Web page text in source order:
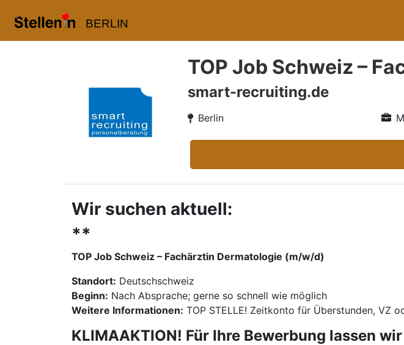
BERLIN
TOP Job Schweiz –
smart-recruiting.de
Berlin
Wir suchen aktuell:
**
TOP Job Schweiz – Fachärztin Dermatologie (m/w/d)
Standort: Deutschschweiz
Beginn: Nach Absprache; gerne so schnell wie möglich
Weitere Informationen: TOP STELLE! Zeitkonto für Überstunden, VZ
KLIMAAKTION! Für Ihre Bewerbung lassen